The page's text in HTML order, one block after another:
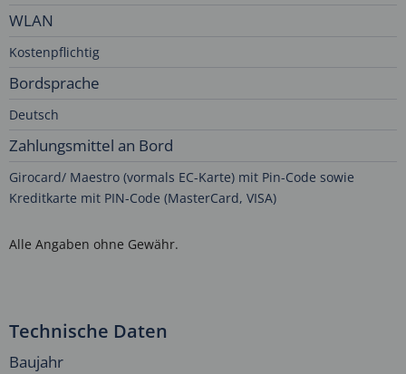
WLAN
Kostenpflichtig
Bordsprache
Deutsch
Zahlungsmittel an Bord
Girocard/ Maestro (vormals EC-Karte) mit Pin-Code sowie
Kreditkarte mit PIN-Code (MasterCard, VISA)
Alle Angaben ohne Gewähr.
Technische Daten
Baujahr